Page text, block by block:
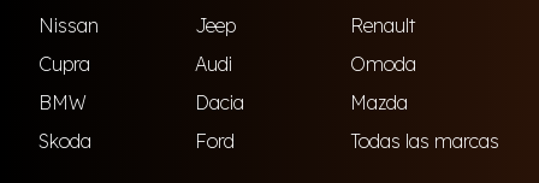
Nissan
Jeep
Renault
Cupra
Audi
Omoda
BMW
Dacia
Mazda
Skoda
Ford Todas las marcas